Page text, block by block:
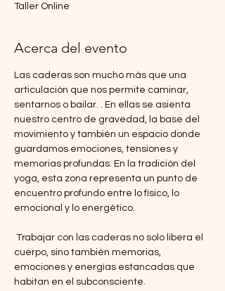
Taller Online
Acerca del evento
Las caderas son mucho más que una
articulación que nos permite caminar,
sentarnos o bailar. . En ellas se asienta
nuestro centro de gravedad, la base del
movimiento y también un espacio donde
guardamos emociones, tensiones y
memorias profundas. En la tradición del
yoga, esta zona representa un punto de
encuentro profundo entre lo físico, lo
emocional y lo energético.
cuerpo, sino también memorias,
emociones y energías estancadas que
habitan en el subconsciente.